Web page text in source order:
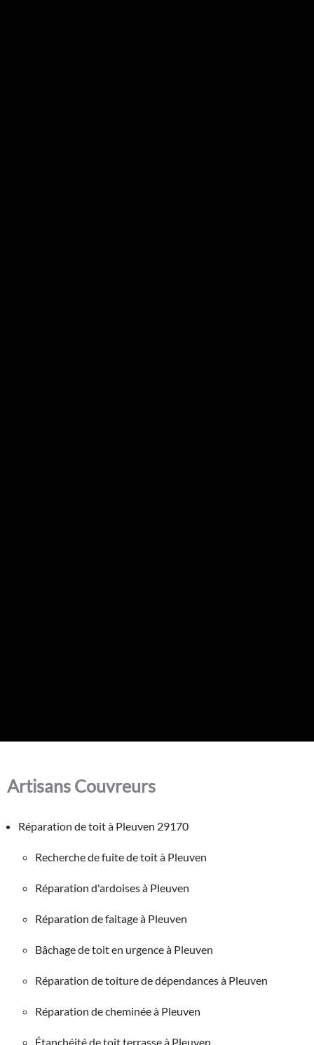
Artisans Couvreurs
Réparation de toit à Pleuven 29170
Recherche de fuite de toit à Pleuven
Réparation d'ardoises à Pleuven
Réparation de faitage à Pleuven
Bâchage de toit en urgence à Pleuven
Réparation de toiture de dépendances à Pleuven
Réparation de cheminée à Pleuven
Étanchéité de toit terrasse à Pleuven